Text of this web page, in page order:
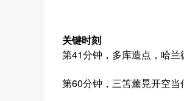
关键时刻
第41分钟，多库造点，哈兰
第60分钟，三笘薰晃开空当